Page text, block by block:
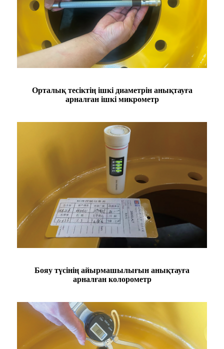
Орталық тесіктің ішкі диаметрін анықтауға
арналған ішкі микрометр
Бояу түсінің айырмашылығын анықтауға
арналған колорометр